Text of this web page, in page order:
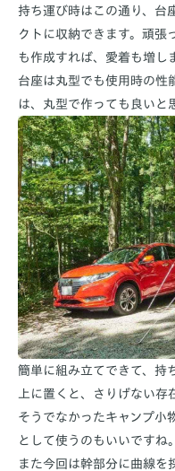
持ち運び時はこの通り、台
クトに収納できます。頑張
も作成すれば、愛着も増し
台座は丸型でも使用時の性
は、丸型で作っても良いと
簡単に組み立てできて、持
上に置くと、さりげない存
そうでなかったキャンプ小
として使うのもいいですね。
また今回は幹部分に曲線を